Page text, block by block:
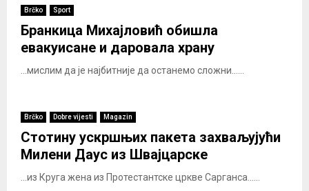
Brčko Sport
Бранкица Михајловић обишла
евакуисане и даровала храну
...мислим да је најбитније да останемо сложни......
Brčko Dobre vijesti Magazin
Стотину ускршњих пакета захваљујући
Милени Даус из Швајцарске
...из Круга жена из Протестантске цркве Сарганса......